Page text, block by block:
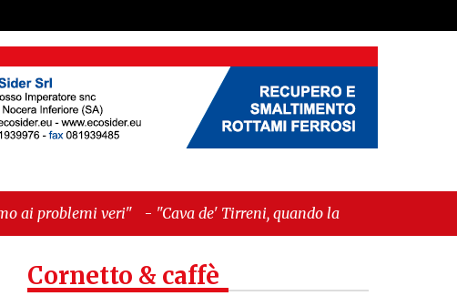
-"Cava de' Tirreni, quando la burocrazia dimentica
Cornetto & caffè